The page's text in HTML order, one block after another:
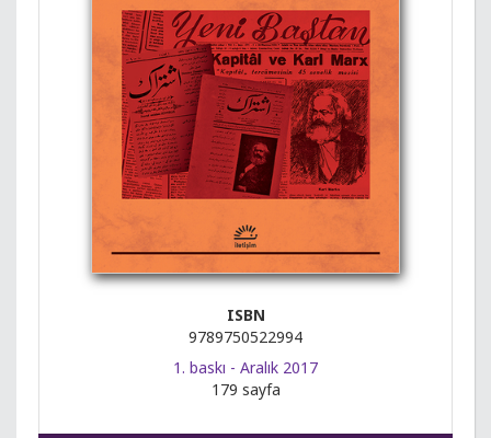
ISBN
9789750522994
1. baskı - Aralık 2017
179 sayfa